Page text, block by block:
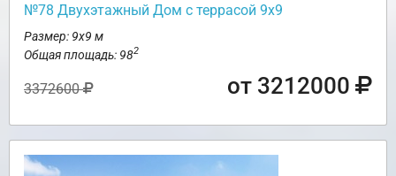
№78 Двухэтажный Дом с террасой 9х9
Размер: 9х9 м
Общая площадь: 982
3372600 от 3212000